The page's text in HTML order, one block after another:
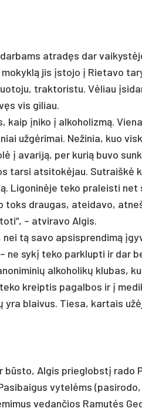
atradęs dar
jis įstojo į Rietavo
traktoristu. Vėliau
vis giliau.
įniko į alkoholizmą.
užgėrimai. Nežinia, kuo
į avariją, per kurią buvo
tarsi atsitokėjau. Sutraiškė
Ligoninėje teko praleisti
toks draugas, ateidavo,
– atviravo Algis.
tą savo apsisprendimą
ne sykį teko parklupti ir dar
alkoholikų klubas,
kreiptis pagalbos ir į
blaivus. Tiesa, kartais
Algis prieglobstį rado
vytelėms
vedančios Ramutės